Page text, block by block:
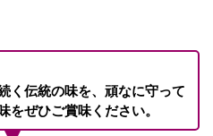
く伝統の味を、頑なに守って
ぜひご賞味ください。